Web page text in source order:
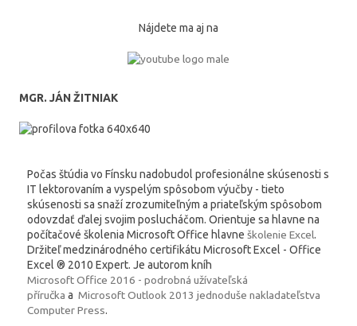
Nájdete ma aj na
MGR. JÁN ŽITNIAK
Počas štúdia vo Fínsku nadobudol profesionálne skúsenosti s
IT lektorovaním a vyspelým spôsobom výučby - tieto
skúsenosti sa snaží zrozumiteľným a priateľským spôsobom
odovzdať ďalej svojim poslucháčom. Orientuje sa hlavne na
počítačové školenia Microsoft Office hlavne školenie Excel.
Držiteľ medzinárodného certifikátu Microsoft Excel - Office
Excel ® 2010 Expert. Je autorom kníh
Microsoft Office 2016 - podrobná užívateľská
příručka a Microsoft Outlook 2013 jednoduše nakladateľstva
Computer Press.